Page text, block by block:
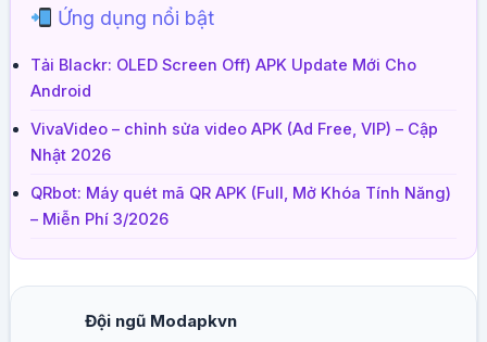
Ứng dụng nổi bật
Tải Blackr: OLED Screen Off) APK Update Mới Cho
Android
VivaVideo – chỉnh sửa video APK (Ad Free, VIP) – Cập
Nhật 2026
QRbot: Máy quét mã QR APK (Full, Mở Khóa Tính Năng)
– Miễn Phí 3/2026
Đội ngũ Modapkvn